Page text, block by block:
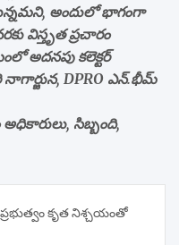
అందులో భాగంగా
విస్తృత ప్రచారం
అదనపు కలెక్టర్
DPRO ఎన్.భీమ్
అధికారులు, సిబ్బంది,
కృత నిశ్చయంతో